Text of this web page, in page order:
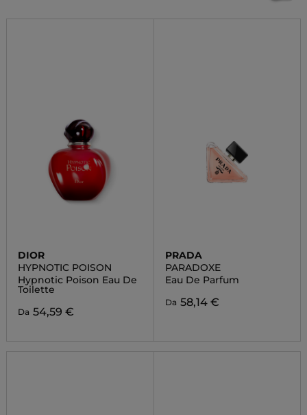
DIOR
HYPNOTIC POISON
Hypnotic Poison Eau De
Toilette
Da 54,59 €
PRADA
PARADOXE
Eau De Parfum
Da 58,14 €